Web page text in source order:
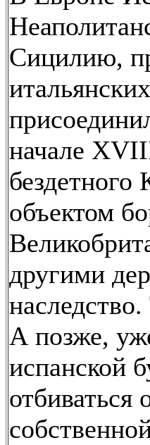
Сицилию,
начале
бездетного
объектом
другими
А позже,
испанской
отбиваться